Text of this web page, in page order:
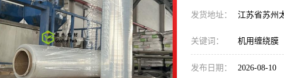
发货地址： 江苏省苏州
关键词： 机用缠绕膜
发布日期： 2026-08-10